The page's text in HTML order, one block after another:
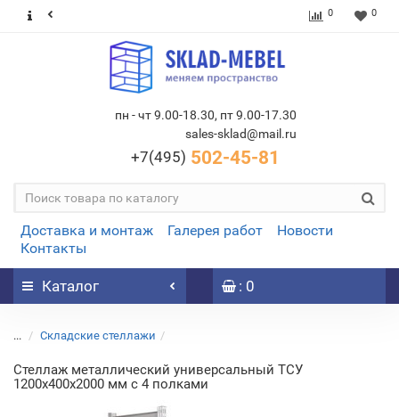
0 0
пн - чт 9.00-18.30, пт 9.00-17.30
sales-sklad@mail.ru
+7(495) 502-45-81
Доставка и монтаж Галерея работ
Новости
Контакты
Каталог : 0
... Складские стеллажи
Стеллаж металлический универсальный ТСУ
1200х400х2000 мм с 4 полками